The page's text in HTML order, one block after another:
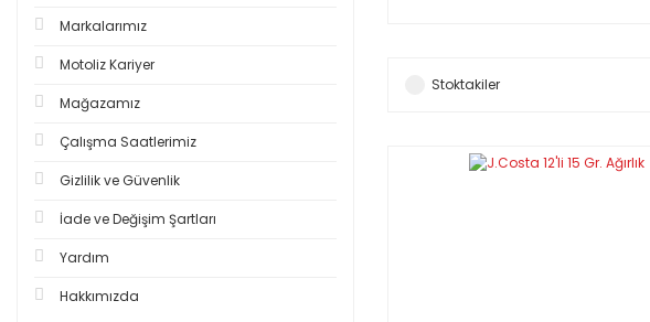
Markalarımız
Motoliz Kariyer
Mağazamız
Çalışma Saatlerimiz
Gizlilik ve Güvenlik
İade ve Değişim Şartları
Yardım
Hakkımızda
Stoktakiler